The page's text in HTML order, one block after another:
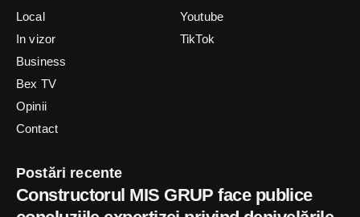
Local
In vizor
Business
Bex TV
Opinii
Contact
Youtube
TikTok
Postări recente
Constructorul MIS GRUP face publice